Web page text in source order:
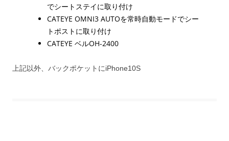
でシートステイに取り付け
CATEYE OMNI3 AUTOを常時自動モードでシー
トポストに取り付け
CATEYE ベルOH-2400
上記以外、バックポケットにiPhone10S